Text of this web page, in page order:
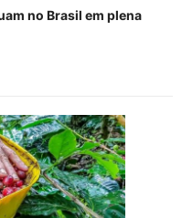
no Brasil em plena